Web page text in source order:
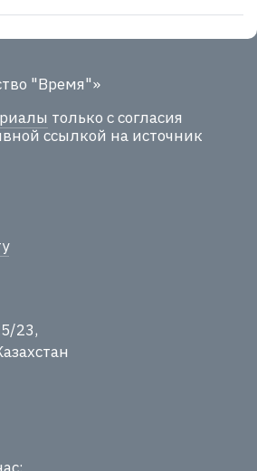
"Время"»
только с согласия
ссылкой на источник
23,